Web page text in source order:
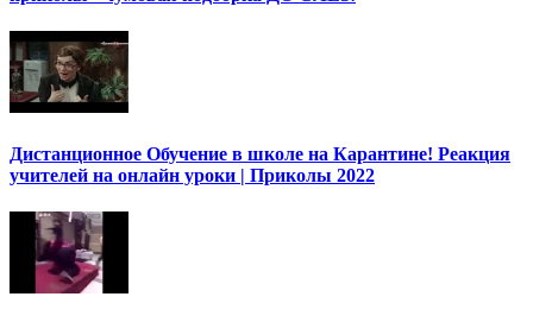
Дистанционное Обучение в школе на Карантине! Реакция
учителей на онлайн уроки | Приколы 2022